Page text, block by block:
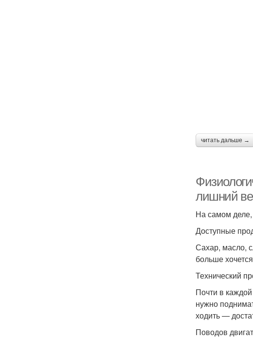
читать дальше →
лишний
На самом
Доступные
Сахар, масло,
больше
Технический
Почти в
нужно
ходить —
Поводов